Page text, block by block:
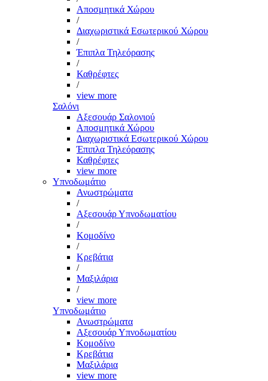
Αποσμητικά Χώρου
/
Διαχωριστικά Εσωτερικού Χώρου
/
Έπιπλα Τηλεόρασης
/
Καθρέφτες
/
view more
Σαλόνι
Αξεσουάρ Σαλονιού
Αποσμητικά Χώρου
Διαχωριστικά Εσωτερικού Χώρου
Έπιπλα Τηλεόρασης
Καθρέφτες
view more
Υπνοδωμάτιο
Ανωστρώματα
/
Αξεσουάρ Υπνοδωματίου
/
Κομοδίνο
/
Κρεβάτια
/
Μαξιλάρια
/
view more
Υπνοδωμάτιο
Ανωστρώματα
Αξεσουάρ Υπνοδωματίου
Κομοδίνο
Κρεβάτια
Μαξιλάρια
view more